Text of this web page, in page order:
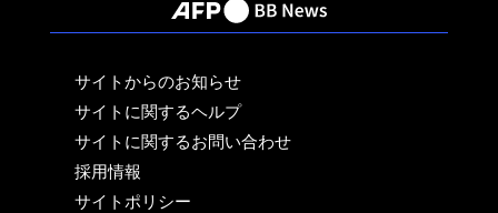
サイトからのお知らせ
サイトに関するヘルプ
サイトに関するお問い合わせ
採用情報
サイトポリシー